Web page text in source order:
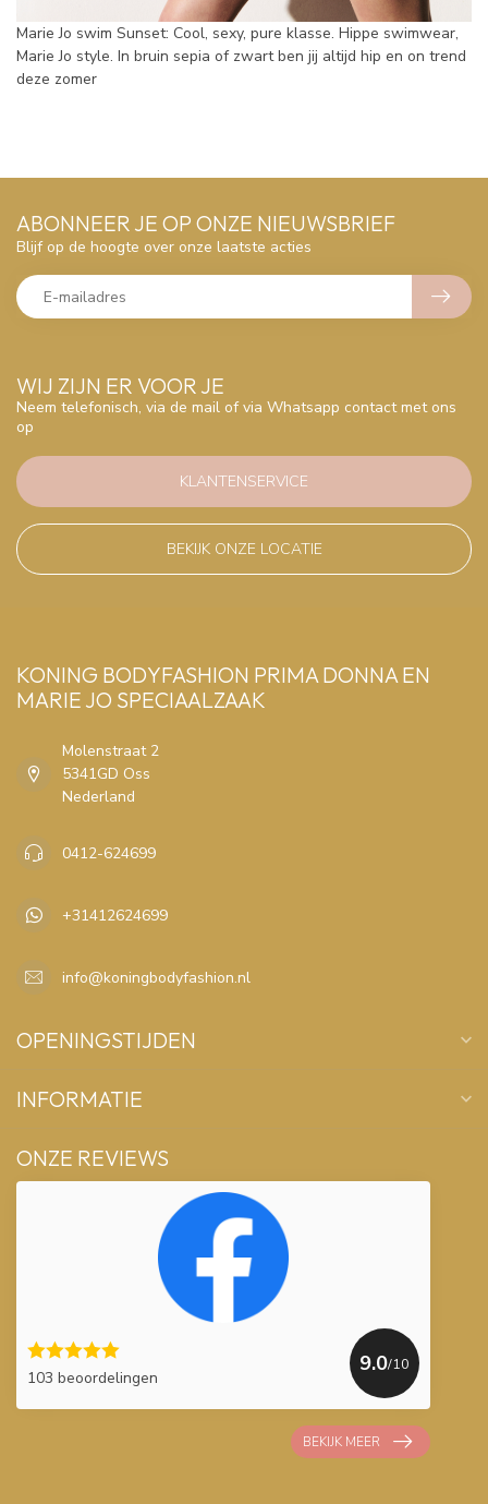
Marie Jo swim Sunset: Cool, sexy, pure klasse. Hippe swimwear,
Marie Jo style. In bruin sepia of zwart ben jij altijd hip en on trend
deze zomer
WIJ ZIJN ER VOOR JE
Neem telefonisch, via de mail of via Whatsapp contact met ons
op
KLANTENSERVICE
BEKIJK ONZE LOCATIE
ABONNEER JE OP ONZE NIEUWSBRIEF
Blijf op de hoogte over onze laatste acties
KONING BODYFASHION PRIMA DONNA EN
MARIE JO SPECIAALZAAK
Molenstraat 2
5341GD Oss
Nederland
0412-624699
+31412624699
info@koningbodyfashion.nl
OPENINGSTIJDEN
INFORMATIE
ONZE REVIEWS
103 beoordelingen
9.0/10
BEKIJK MEER